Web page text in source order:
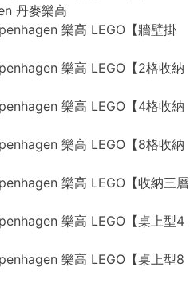
丹麥樂高
樂高 LEGO【牆壁掛
樂高 LEGO【2格收納
樂高 LEGO【4格收納
樂高 LEGO【8格收納
樂高 LEGO【收納三層
樂高 LEGO【桌上型4
樂高 LEGO【桌上型8